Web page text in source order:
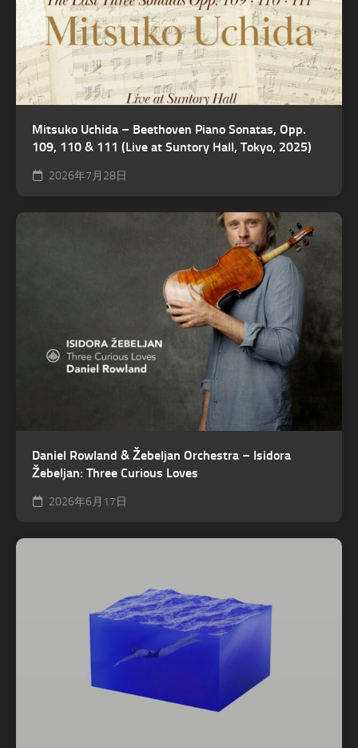
Mitsuko Uchida – Beethoven Piano Sonatas, Opp.
109, 110 & 111 (Live at Suntory Hall, Tokyo, 2025)
2026年7月28日
Daniel Rowland & Žebeljan Orchestra – Isidora
Žebeljan: Three Curious Loves
2026年6月17日